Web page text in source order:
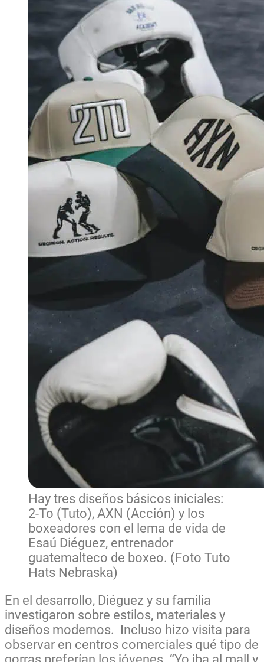
Hay tres diseños básicos iniciales:
2-To (Tuto), AXN (Acción) y los
boxeadores con el lema de vida de
Esaú Diéguez, entrenador
guatemalteco de boxeo. (Foto Tuto
Hats Nebraska)
En el desarrollo, Diéguez y su familia
investigaron sobre estilos, materiales y
diseños modernos. Incluso hizo visita para
observar en centros comerciales qué tipo de